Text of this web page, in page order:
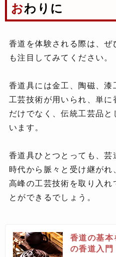
おわりに
香道を体験される際は、ぜ
も注目してみてください。
香道具には金工、陶磁、
工芸技術が用いられ、単に
だけでなく、伝統工芸品
います。
香道具ひとつとっても、
時代から脈々と受け継が
高峰の工芸技術を取り入れ
とができるでしょう。
香道の基本
の香道入門